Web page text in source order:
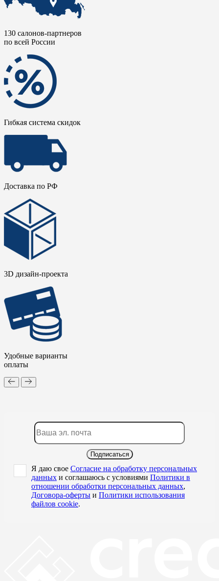
130 салонов-партнеров
по всей России
Гибкая система скидок
Доставка по РФ
3D дизайн-проекта
Удобные варианты
оплаты
Подписаться
Я даю свое Согласие на обработку персональных
данных и соглашаюсь с условиями Политики в
отношении обработки персональных данных,
Договора-оферты и Политики использования
файлов cookie.